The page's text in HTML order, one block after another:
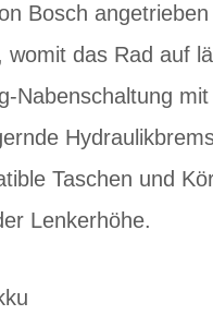
Bosch angetrieben
das Rad auf
Nabenschaltung
Taschen und
Lenkerhöhe.